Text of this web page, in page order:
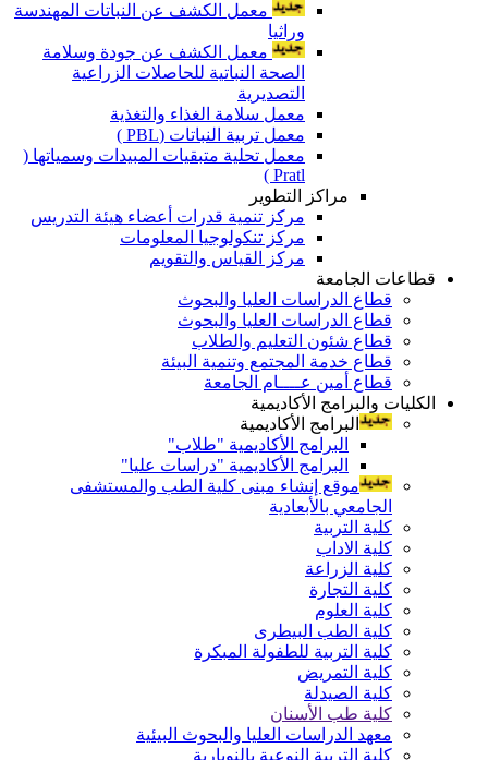
معمل الكشف عن النباتات المهندسة
وراثيا
معمل الكشف عن جودة وسلامة
الصحة النباتية للحاصلات الزراعية
التصديرية
معمل سلامة الغذاء والتغذية
معمل تربية النباتات (PBL )
معمل تحلية متبقيات المبيدات وسمياتها (
Pratl )
مراكز التطوير
مركز تنمية قدرات أعضاء هيئة التدريس
مركز تنكولوجيا المعلومات
مركز القياس والتقويم
قطاعات الجامعة
قطاع الدراسات العليا والبحوث
قطاع الدراسات العليا والبحوث
قطاع شئون التعليم والطلاب
قطاع خدمة المجتمع وتنمية البيئة
قطاع أمين عــــام الجامعة
الكليات والبرامج الأكاديمية
البرامج الأكاديمية
البرامج الأكاديمية "طلاب"
البرامج الأكاديمية "دراسات عليا"
موقع إنشاء مبنى كلية الطب والمستشفى
الجامعي بالأبعادية
كلية التربية
كلية الاداب
كلية الزراعة
كلية التجارة
كلية العلوم
كلية الطب البيطرى
كلية التربية للطفولة المبكرة
كلية التمريض
كلية الصيدلة
كلية طب الأسنان
معهد الدراسات العليا والبحوث البيئية
كلية التربية النوعية بالنوبارية